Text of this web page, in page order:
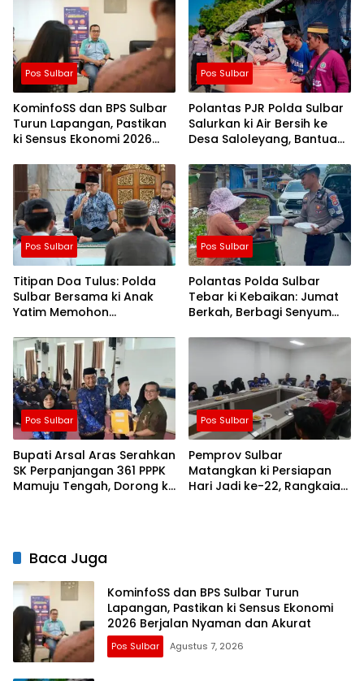
Pos Sulbar
KominfoSS dan BPS Sulbar
Turun Lapangan, Pastikan
ki Sensus Ekonomi 2026
Akurat
Pos Sulbar
Polantas PJR Polda Sulbar
Salurkan ki Air Bersih ke
Desa Saloleyang, Bantuan
Kemarau
Pos Sulbar
Titipan Doa Tulus: Polda
Sulbar Bersama ki Anak
Yatim Memohon
Negeri
Pos Sulbar
Polantas Polda Sulbar
Tebar ki Kebaikan: Jumat
Berkah, Berbagi Senyum
Pos Sulbar
Bupati Arsal Aras Serahkan
SK Perpanjangan 361 PPPK
Mamuju Tengah, Dorong ki
Pos Sulbar
Pemprov Sulbar
Matangkan ki Persiapan
Hari Jadi ke-22, Rangkaian
Baca Juga
KominfoSS dan BPS Sulbar Turun
Lapangan, Pastikan ki Sensus Ekonomi
2026 Berjalan Nyaman dan Akurat
Pos Sulbar Agustus 7, 2026